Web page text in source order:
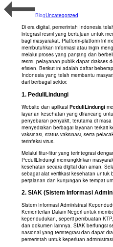
BlogUncategorized
Di era digital, pemerintah Indonesia
integrasi resmi yang bertujuan untuk
bagi masyarakat. Platform-platform ini
membutuhkan informasi atau ingin
melalui proses yang panjang dan
resmi, pelayanan publik dapat diakses
efisien. Berikut ini adalah daftar
Indonesia yang telah membantu
dari berbagai sektor.
1. PeduliLindungi
Website dan aplikasi PeduliLindungi
layanan kesehatan yang dirancang
penyebaran penyakit, terutama di
menyediakan berbagai layanan terkait
vaksinasi, status vaksinasi, serta
terinfeksi virus.
Melalui fitur-fitur yang terintegrasi
PeduliLindungi memungkinkan
kesehatan secara digital dan aman.
sebagai alat verifikasi kesehatan untuk
perjalanan dan kunjungan ke tempat
2. SIAK (Sistem Informasi
Sistem Informasi Administrasi
Kementerian Dalam Negeri untuk
kependudukan, seperti pembuatan
dan dokumen lainnya. SIAK berfungsi
nasional yang terintegrasi dan dapat
pemerintah untuk keperluan